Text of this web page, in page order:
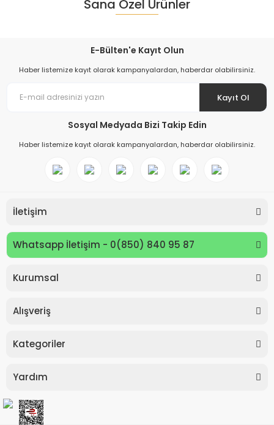
Sana Özel Ürünler
E-Bülten'e Kayıt Olun
Haber listemize kayıt olarak kampanyalardan, haberdar olabilirsiniz.
Kayıt Ol
Sosyal Medyada Bizi Takip Edin
Haber listemize kayıt olarak kampanyalardan, haberdar olabilirsiniz.
İletişim
Whatsapp İletişim - 0(850) 840 95 87
Kurumsal
Alışveriş
Kategoriler
Yardım